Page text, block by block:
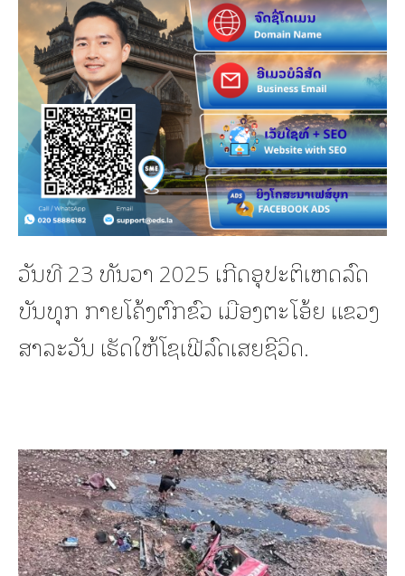
ວັນທີ 23 ທັນວາ 2025 ເກີດອຸປະຕິເຫດລົດ
ບັນທຸກ ກາຍໂຄ້ງຕົກຂົວ ເມືອງຕະໂອ້ຍ ແຂວງ
ສາລະວັນ ເຮັດໃຫ້ໂຊເຟີລົດເສຍຊີວິດ.